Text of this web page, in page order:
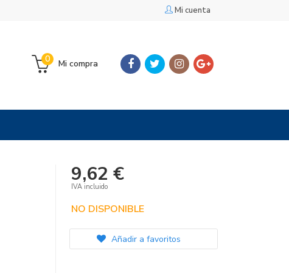
Mi cuenta
Mi compra
0
9,62 €
IVA incluido
NO DISPONIBLE
Añadir a favoritos